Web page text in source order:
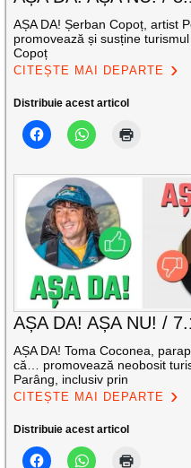
AȘA DA! Șerban Copoț, artist
promovează și susține
Copoț
CITEȘTE MAI DEPARTE
Distribuie acest articol
AȘA DA! AȘA NU! /
AȘA DA! Toma Coconea,
că… promovează neobosit
Parâng, inclusiv prin
CITEȘTE MAI DEPARTE
Distribuie acest articol